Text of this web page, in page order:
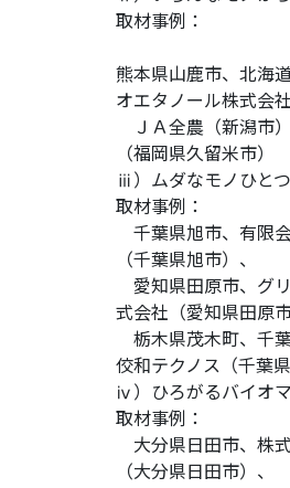
取材事例：
熊本県山鹿市、北海
オエタノール株式会
ＪＡ全農（新潟市
（福岡県久留米市）
ⅲ）ムダなモノひと
取材事例：
千葉県旭市、有限
（千葉県旭市）、
愛知県田原市、グ
式会社（愛知県田原市
栃木県茂木町、千
佼和テクノス（千葉県
ⅳ）ひろがるバイオ
取材事例：
大分県日田市、株
（大分県日田市）、